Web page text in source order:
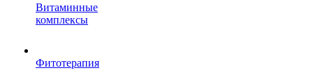
Витаминные
комплексы
Фитотерапия